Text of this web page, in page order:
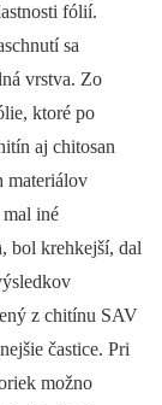
fólií.
sa
vrstva. Zo
ktoré po
aj chitosan
materiálov
iné
bol krehkejší, dal
z chitínu SAV
častice. Pri
možno